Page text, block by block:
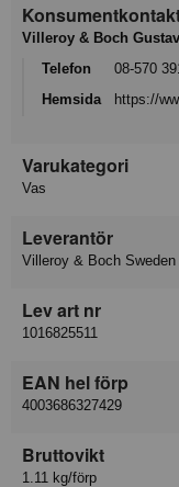
Villeroy & Boch
Telefon
08-570
Hemsida
https://
Varukategori
Vas
Leverantör
Villeroy & Boch Sweden
Lev art nr
1016825511
EAN hel förp
4003686327429
Bruttovikt
1.11 kg/förp